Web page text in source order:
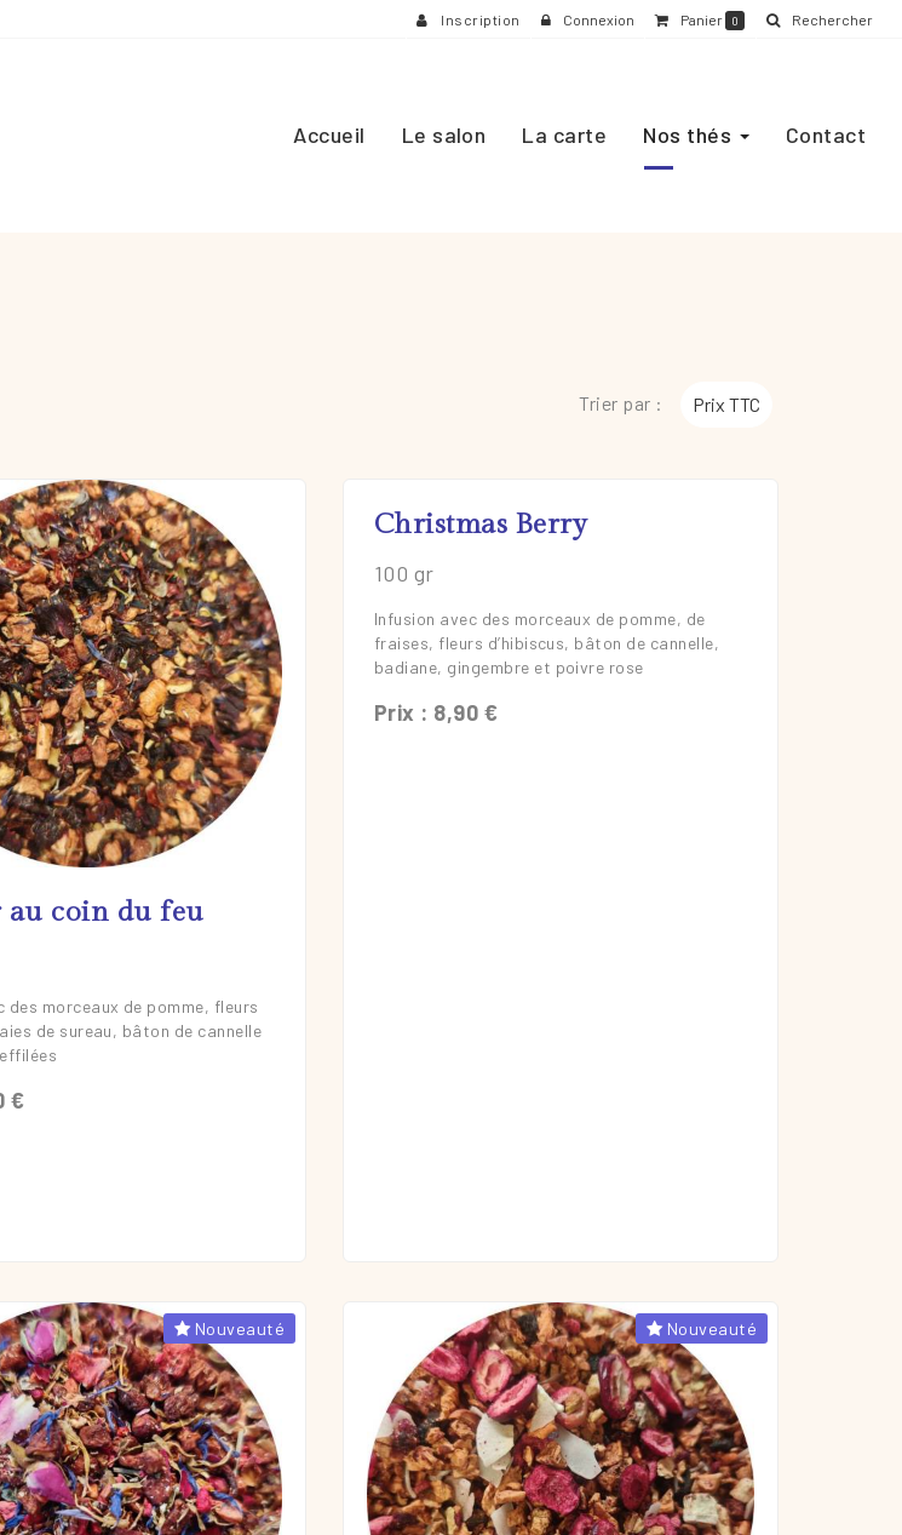
Accueil Le salon La carte Nos thés Contact
Trier par : Prix TTC
au coin du feu
des morceaux de pomme, fleurs
de sureau, bâton de cannelle
€
En savoir plus
Christmas Berry
100 gr
Infusion avec des morceaux de pomme, de
fraises, fleurs d’hibiscus, bâton de cannelle,
badiane, gingembre et poivre rose
Prix : 8,90 €
Nouveauté Nouveauté
Inscription Connexion Panier 0 Rechercher